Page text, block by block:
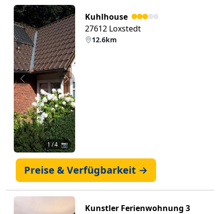
Zurück Weiter
1/ 4 📷
Kuhlhouse
27612 Loxstedt
12.6km
Preise & Verfügbarkeit →
Kunstler Ferienwohnung 3